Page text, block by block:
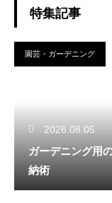
特集記事
園芸・ガーデニング
2026.08.05
ガーデニング用
納術